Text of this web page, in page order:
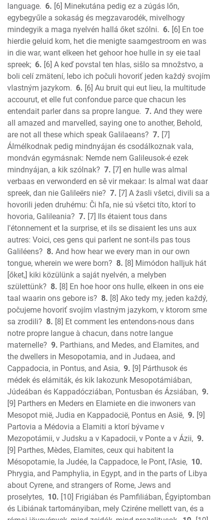
Titus
Philemon
Hebrews
James
1 Peter
2 Peter
1 John
2 John
3 John
Jude
Revelation
language. 6. [6] Minekutána pedig ez a zúgás lőn,
egybegyűle a sokaság és megzavarodék, mivelhogy
mindegyik a maga nyelvén hallá őket szólni. 6. [6] En toe
hierdie geluid kom, het die menigte saamgestroom en was
in die war, want elkeen het gehoor hoe hulle in sy eie taal
spreek; 6. [6] A keď povstal ten hlas, sišlo sa množstvo, a
boli celí zmätení, lebo ich počuli hovoriť jeden každý svojím
vlastným jazykom. 6. [6] Au bruit qui eut lieu, la multitude
accourut, et elle fut confondue parce que chacun les
entendait parler dans sa propre langue. 7. And they were
all amazed and marvelled, saying one to another, Behold,
are not all these which speak Galilaeans? 7. [7]
Álmélkodnak pedig mindnyájan és csodálkoznak vala,
mondván egymásnak: Nemde nem Galileusok-é ezek
mindnyájan, a kik szólnak? 7. [7] en hulle was almal
verbaas en verwonderd en sê vir mekaar: Is almal wat daar
spreek, dan nie Galileërs nie? 7. [7] A žasli všetci, divili sa a
hovorili jeden druhému: Či hľa, nie sú všetci títo, ktorí to
hovoria, Galileania? 7. [7] Ils étaient tous dans
l'étonnement et la surprise, et ils se disaient les uns aux
autres: Voici, ces gens qui parlent ne sont-ils pas tous
Galiléens? 8. And how hear we every man in our own
tongue, wherein we were born? 8. [8] Mimódon halljuk hát
[őket,] kiki közülünk a saját nyelvén, a melyben
születtünk? 8. [8] En hoe hoor ons hulle, elkeen in ons eie
taal waarin ons gebore is? 8. [8] Ako tedy my, jeden každý,
počujeme hovoriť svojím vlastným jazykom, v ktorom sme
sa zrodili? 8. [8] Et comment les entendons-nous dans
notre propre langue à chacun, dans notre langue
maternelle? 9. Parthians, and Medes, and Elamites, and
the dwellers in Mesopotamia, and in Judaea, and
Cappadocia, in Pontus, and Asia, 9. [9] Párthusok és
médek és elámiták, és kik lakozunk Mesopotámiában,
Júdeában és Kappadócziában, Pontusban és Ázsiában, 9.
[9] Parthers en Meders en Elamiete en die inwoners van
Mesopot mië, Judia en Kappadocië, Pontus en Asië, 9. [9]
Partovia a Médovia a Elamiti a ktorí bývame v
Mezopotámii, v Judsku a v Kapadocii, v Ponte a v Ázii, 9.
[9] Parthes, Mèdes, Elamites, ceux qui habitent la
Mésopotamie, la Judée, la Cappadoce, le Pont, l'Asie, 10.
Phrygia, and Pamphylia, in Egypt, and in the parts of Libya
about Cyrene, and strangers of Rome, Jews and
proselytes, 10. [10] Frigiában és Pamfiliában, Égyiptomban
és Libiának tartományiban, mely Cziréne mellett van, és a